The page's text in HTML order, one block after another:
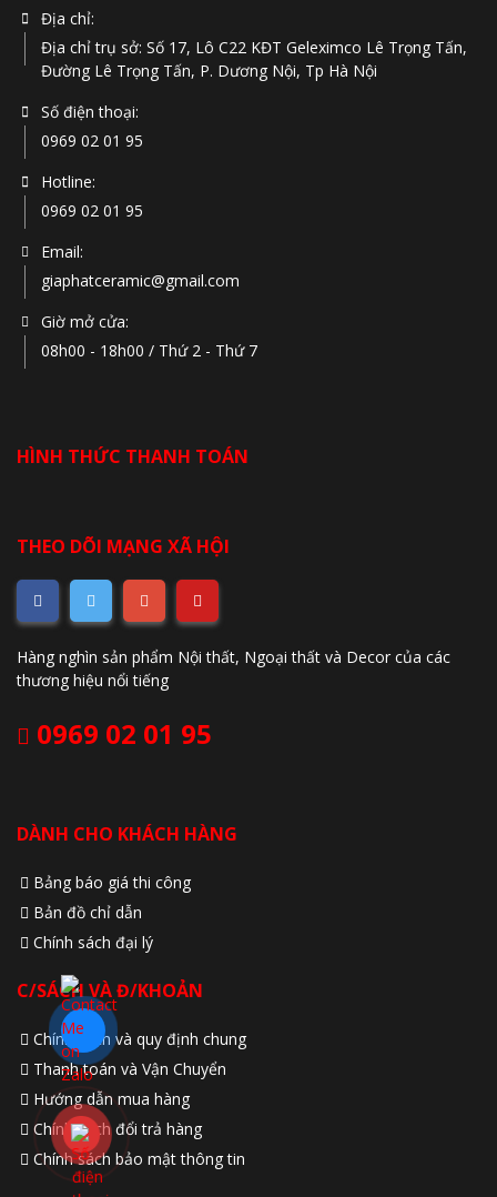
Địa chỉ:
Địa chỉ trụ sở: Số 17, Lô C22 KĐT Geleximco Lê Trọng Tấn,
Đường Lê Trọng Tấn, P. Dương Nội, Tp Hà Nội
Số điện thoại:
0969 02 01 95
Hotline:
0969 02 01 95
Email:
giaphatceramic@gmail.com
Giờ mở cửa:
08h00 - 18h00 / Thứ 2 - Thứ 7
HÌNH THỨC THANH TOÁN
THEO DÕI MẠNG XÃ HỘI
Hàng nghìn sản phẩm Nội thất, Ngoại thất và Decor của các
thương hiệu nổi tiếng
0969 02 01 95
DÀNH CHO KHÁCH HÀNG
Bảng báo giá thi công
Bản đồ chỉ dẫn
Chính sách đại lý
C/SÁCH VÀ Đ/KHOẢN
Chính sách và quy định chung
Thanh toán và Vận Chuyển
Hướng dẫn mua hàng
Chính sách đổi trả hàng
Chính sách bảo mật thông tin